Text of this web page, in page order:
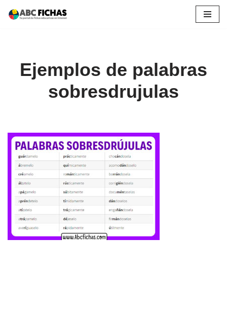
Ejemplos de palabras
sobresdrujulas